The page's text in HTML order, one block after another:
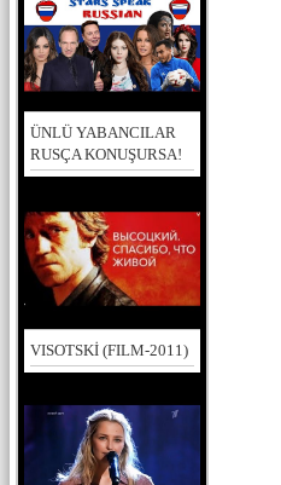
ÜNLÜ YABANCILAR
RUSÇA KONUŞURSA!
VISOTSKİ (FILM-2011)